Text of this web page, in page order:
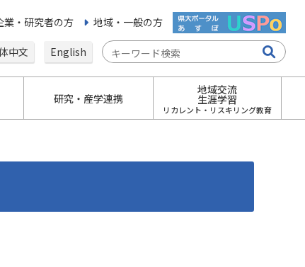
業・研究者の方 地域・一般の方
中文 English
研究・産学連携
地域交流
生涯学習
リカレント・リスキリング教育